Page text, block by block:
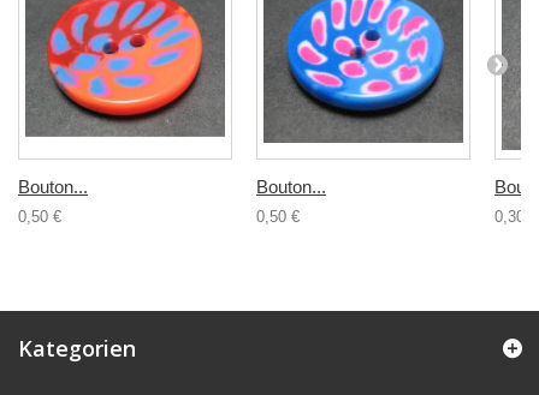
Bouton...
0,50 €
Bouton...
0,50 € 0,30 €
Kategorien